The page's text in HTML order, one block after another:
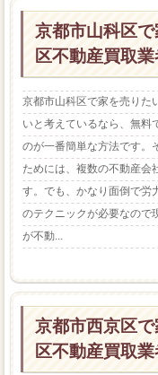
京都市山科区
区不動産買取
京都市山科区で家を売りた
いと考えているなら、無料
のが一番簡単な方法です。
ためには、複数の不動産会
す。でも、かなり面倒で労
のテクニックが必要なので
が不動...
京都市西京区
区不動産買取